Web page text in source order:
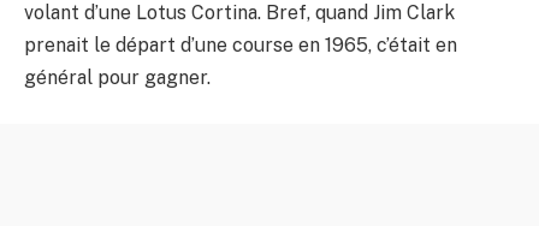
volant d’une Lotus Cortina. Bref, quand Jim Clark
prenait le départ d’une course en 1965, c’était en
général pour gagner.